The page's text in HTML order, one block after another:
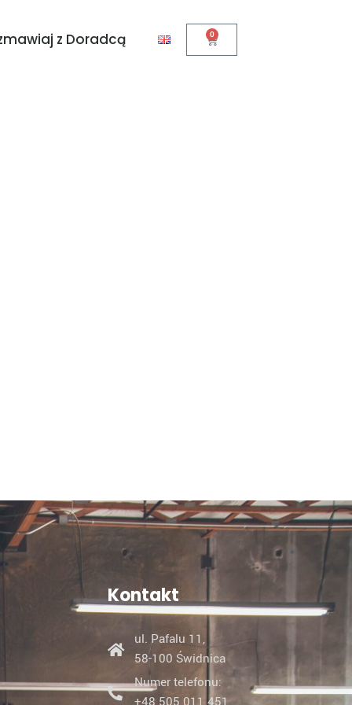
z Doradcą 0
Kontakt
ul. Pafalu 11,
58-100 Świdnica
Numer telefonu: